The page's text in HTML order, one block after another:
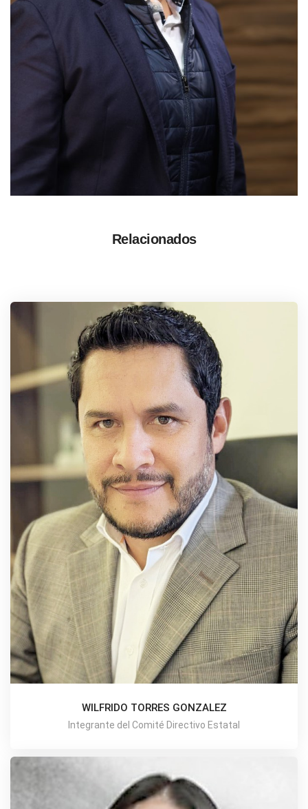
Relacionados
WILFRIDO TORRES GONZALEZ
Integrante del Comité Directivo Estatal